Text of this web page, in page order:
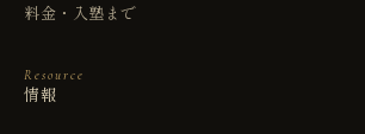
料金・入塾まで
Resource
情報